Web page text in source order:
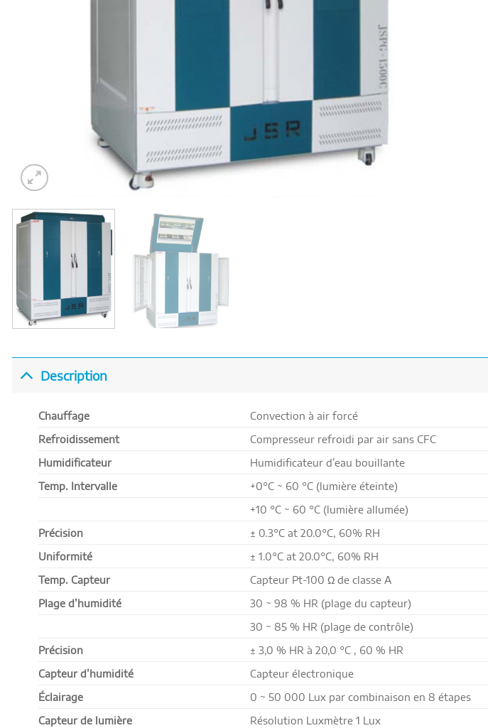
Description
Chauffage
Convection à air forcé
Refroidissement
Compresseur refroidi par air sans CFC
Humidificateur
Humidificateur d’eau bouillante
Temp. Intervalle
+0°C ~ 60 °C (lumière éteinte)
+10 °C ~ 60 °C (lumière allumée)
Précision
± 0.3°C at 20.0°C, 60% RH
Uniformité
± 1.0°C at 20.0°C, 60% RH
Temp. Capteur
Capteur Pt-100 Ω de classe A
Plage d’humidité
30 ~ 98 % HR (plage du capteur)
30 ~ 85 % HR (plage de contrôle)
Précision
± 3,0 % HR à 20,0 °C , 60 % HR
Capteur d’humidité
Capteur électronique
Éclairage
0 ~ 50 000 Lux par combinaison en 8 étapes
Capteur de lumière
Résolution Luxmètre 1 Lux